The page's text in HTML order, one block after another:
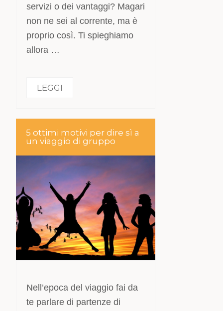
servizi o dei vantaggi? Magari
non ne sei al corrente, ma è
proprio così. Ti spieghiamo
allora …
LEGGI
5 ottimi motivi per dire sì a
un viaggio di gruppo
Nell’epoca del viaggio fai da
te parlare di partenze di